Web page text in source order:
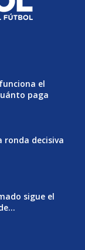
el
paga
ronda decisiva
sigue el